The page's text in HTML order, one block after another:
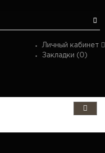
Личный кабинет
Закладки (0)